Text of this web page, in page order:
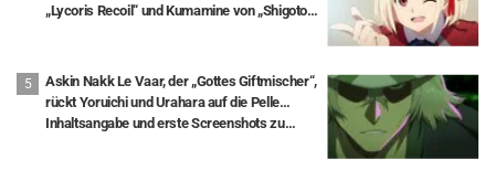
„Lycoris Recoil“ und Kumamine von „Shigoto
Askin Nakk Le Vaar, der „Gottes Giftmischer“,
rückt Yoruichi und Urahara auf die Pelle…
Inhaltsangabe und erste Screenshots zu